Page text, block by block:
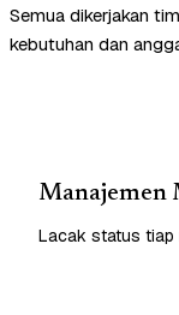
Semua dikerjakan
kebutuhan dan
Manajemen
Lacak status tiap